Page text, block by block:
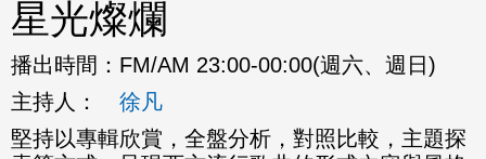
星光燦爛
播出時間： FM/AM 23:00-00:00(週六、週日)
主持人：
徐凡
堅持以專輯欣賞，全盤分析，對照比較，主題探